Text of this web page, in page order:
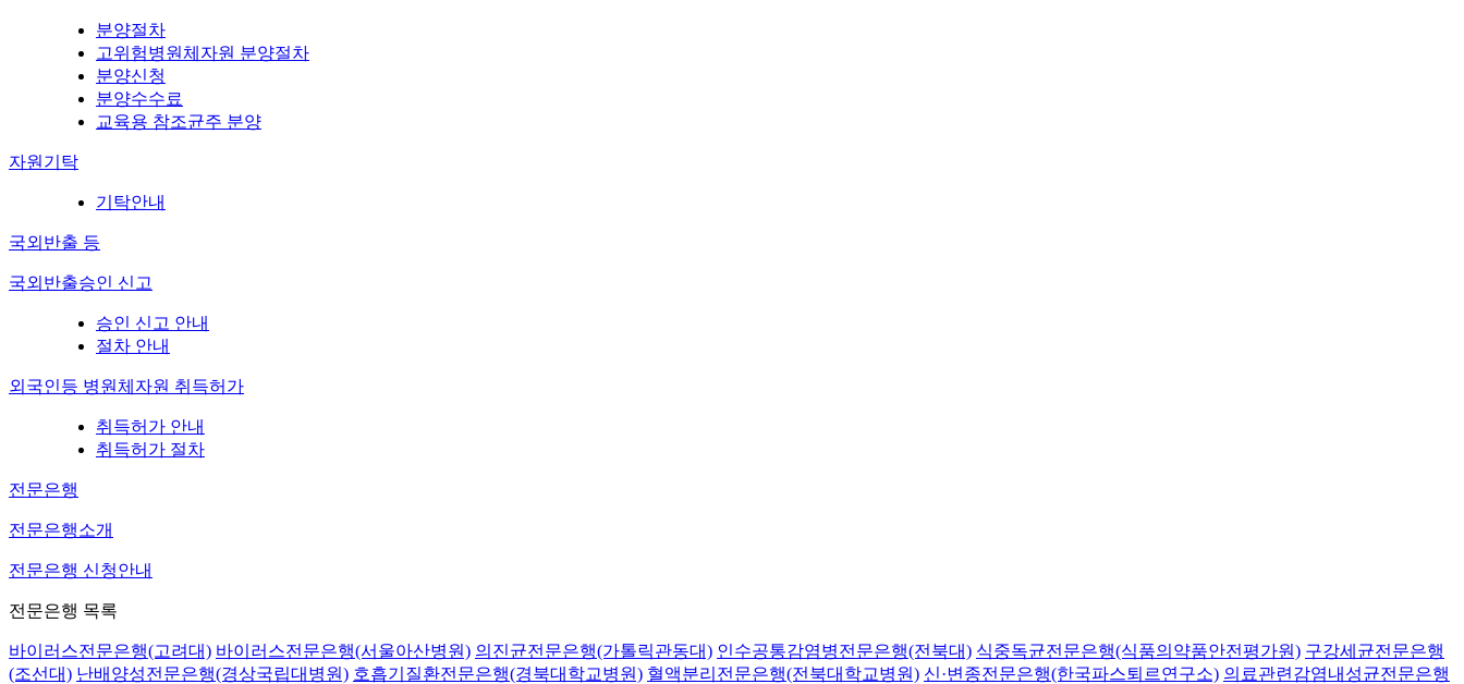
분양절차
고위험병원체자원 분양절차
분양신청
분양수수료
교육용 참조균주 분양
자원기탁
기탁안내
국외반출 등
국외반출승인 신고
승인 신고 안내
절차 안내
외국인등 병원체자원 취득허가
취득허가 안내
취득허가 절차
전문은행
전문은행소개
전문은행 신청안내
전문은행 목록
바이러스전문은행(고려대) 바이러스전문은행(서울아산병원) 의진균전문은행(가톨릭관동대) 인수공통감염병전문은행(전북대) 식중독균전문은행(식품의약품안전평가원) 구강세균전문은행
(조선대) 난배양성전문은행(경상국립대병원) 호흡기질환전문은행(경북대학교병원) 혈액분리전문은행(전북대학교병원) 신·변종전문은행(한국파스퇴르연구소) 의료관련감염내성균전문은행